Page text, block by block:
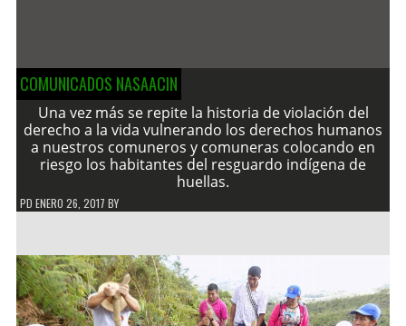
COMUNICADOS NASAACIN
Una vez más se repite la historia de violación del
derecho a la vida vulnerando los derechos humanos
a nuestros comuneros y comuneras colocando en
riesgo los habitantes del resguardo indígena de
huellas.
PD ENERO 26, 2017 BY